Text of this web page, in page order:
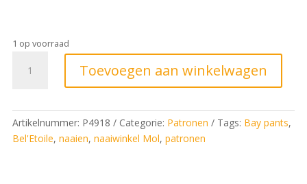
1 op voorraad
Toevoegen aan winkelwagen
Artikelnummer: P4918 Categorie: Patronen Tags: Bay pants,
Bel'Etoile, naaien, naaiwinkel Mol, patronen